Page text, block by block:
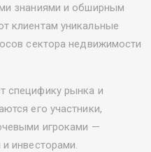
знаниями и обширным
клиентам уникальные
сектора недвижимости
специфику рынка и
его участники,
игроками —
инвесторами.